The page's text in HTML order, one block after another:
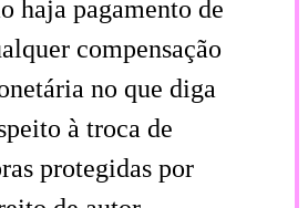
haja pagamento de
compensação
no que diga
à troca de
protegidas por